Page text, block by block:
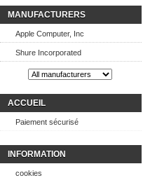
MANUFACTURERS
Apple Computer, Inc
Shure Incorporated
ACCUEIL
Paiement sécurisé
INFORMATION
cookies